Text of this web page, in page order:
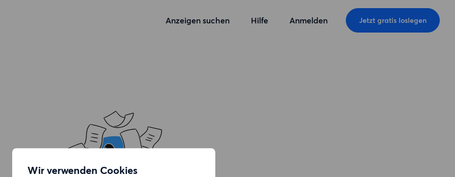
Wir verwenden Cookies
Anzeigen suchen Hilfe Anmelden Jetzt gratis loslegen